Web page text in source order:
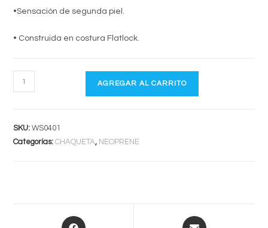
•Sensación de segunda piel.
• Construida en costura Flatlock.
THERMOSHIELD
MC
AGREGAR AL CARRITO
SKU:WS0401
Categorías:CHAQUETA, NEOPRENE
Opens
Opens